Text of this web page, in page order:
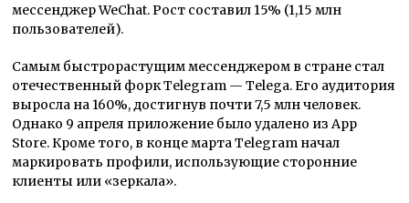
мессенджер WeChat. Рост составил 15% (1,15 млн
пользователей).
Самым быстрорастущим мессенджером в стране стал
отечественный форк Telegram — Telega. Его аудитория
выросла на 160%, достигнув почти 7,5 млн человек.
Однако 9 апреля приложение было удалено из App
Store. Кроме того, в конце марта Telegram начал
маркировать профили, использующие сторонние
клиенты или «зеркала».